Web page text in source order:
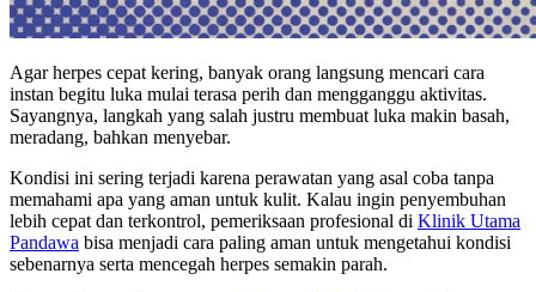
Agar herpes cepat kering, banyak orang langsung mencari cara
instan begitu luka mulai terasa perih dan mengganggu aktivitas.
Sayangnya, langkah yang salah justru membuat luka makin basah,
meradang, bahkan menyebar.
Kondisi ini sering terjadi karena perawatan yang asal coba tanpa
memahami apa yang aman untuk kulit. Kalau ingin penyembuhan
lebih cepat dan terkontrol, pemeriksaan profesional di Klinik Utama
Pandawa bisa menjadi cara paling aman untuk mengetahui kondisi
sebenarnya serta mencegah herpes semakin parah.